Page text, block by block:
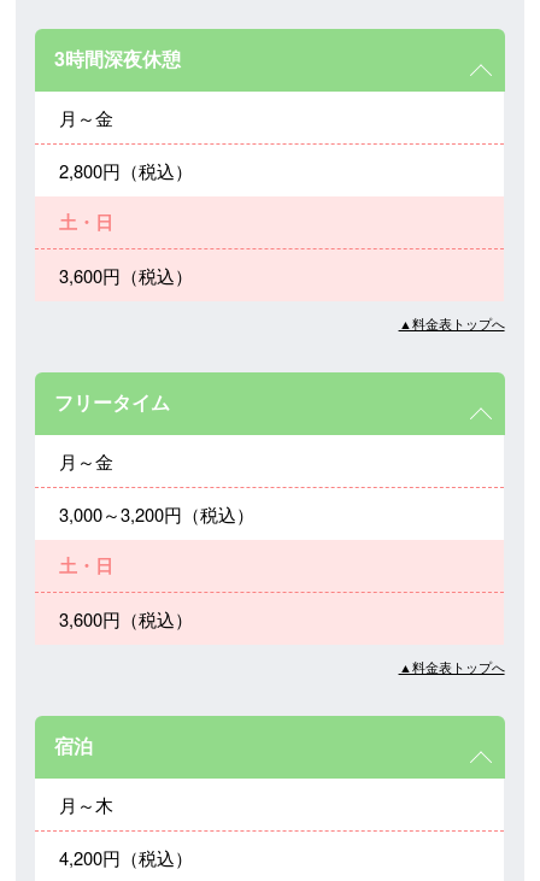
3時間深夜休憩
月～金
2,800円（税込）
土・日
3,600円（税込）
▲料金表トップへ
フリータイム
月～金
3,000～3,200円（税込）
土・日
3,600円（税込）
▲料金表トップへ
宿泊
月～木
4,200円（税込）